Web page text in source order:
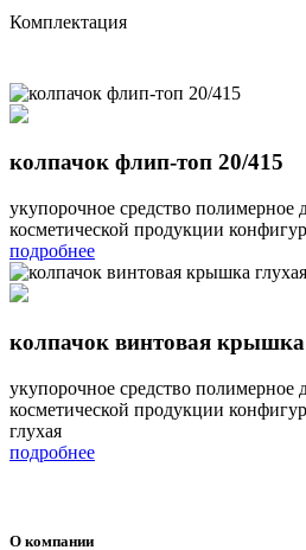
Комплектация
колпачок флип-топ 20/415
укупорочное средство
косметической продукции
подробнее
колпачок винтовая крышка
укупорочное средство
косметической продукции
глухая
подробнее
О компании